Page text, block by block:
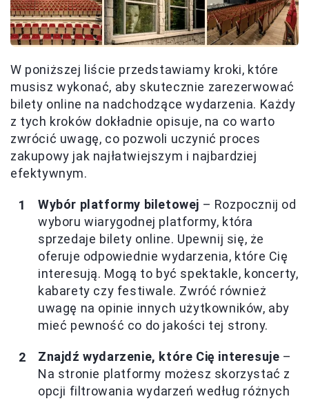
W poniższej liście przedstawiamy kroki, które
musisz wykonać, aby skutecznie zarezerwować
bilety online na nadchodzące wydarzenia. Każdy
z tych kroków dokładnie opisuje, na co warto
zwrócić uwagę, co pozwoli uczynić proces
zakupowy jak najłatwiejszym i najbardziej
efektywnym.
Wybór platformy biletowej – Rozpocznij od
wyboru wiarygodnej platformy, która
sprzedaje bilety online. Upewnij się, że
oferuje odpowiednie wydarzenia, które Cię
interesują. Mogą to być spektakle, koncerty,
kabarety czy festiwale. Zwróć również
uwagę na opinie innych użytkowników, aby
mieć pewność co do jakości tej strony.
Znajdź wydarzenie, które Cię interesuje –
Na stronie platformy możesz skorzystać z
opcji filtrowania wydarzeń według różnych